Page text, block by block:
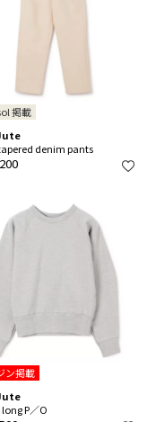
掲載
denim pants
ン掲載
P／O